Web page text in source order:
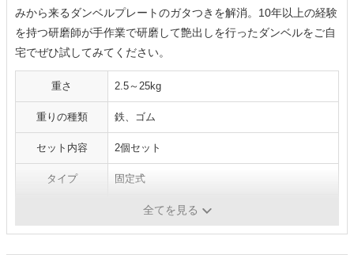
みから来るダンベルプレートのガタつきを解消。10年以上の経験
を持つ研磨師が手作業で研磨して艶出しを行ったダンベルをご自
宅でぜひ試してみてください。
重さ 2.5～25kg
重りの種類 鉄、ゴム
セット内容 2個セット
タイプ 固定式
全てを見る